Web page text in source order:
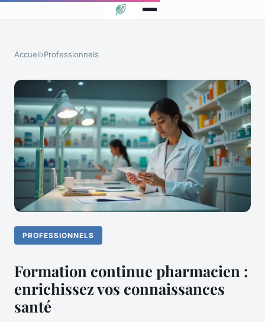
Accueil›Professionnels
PROFESSIONNELS
Formation continue pharmacien :
enrichissez vos connaissances
santé